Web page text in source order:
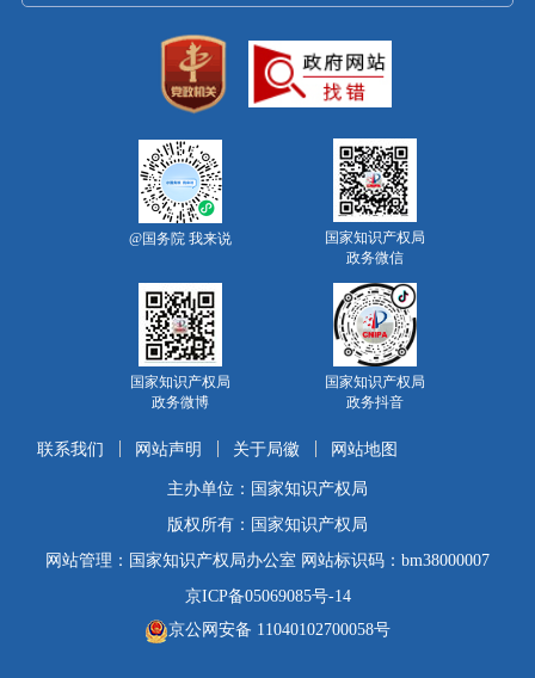
@国务院 我来说
国家知识产权局
政务微信
国家知识产权局
政务微博
国家知识产权局
政务抖音
联系我们 网站声明 关于局徽 网站地图
主办单位：国家知识产权局
版权所有：国家知识产权局
网站管理：国家知识产权局办公室 网站标识码：bm38000007
京ICP备05069085号-14
京公网安备 11040102700058号